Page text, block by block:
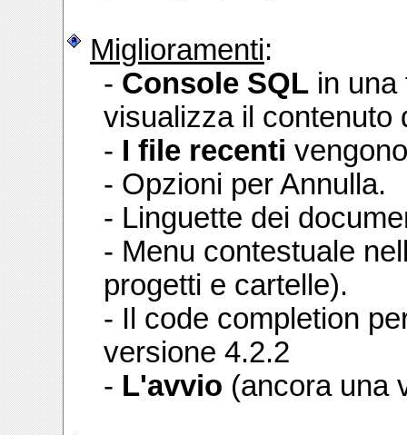
Miglioramenti:
- Console SQL in una
visualizza il contenuto
- I file recenti
- Opzioni per Annulla.
- Linguette dei
- Menu contestuale
progetti e cartelle).
- Il code completion
versione 4.2.2
- L'avvio (ancora una